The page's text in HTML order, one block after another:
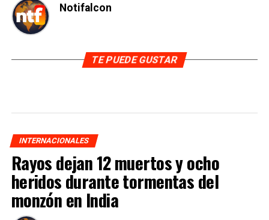
Notifalcon
TE PUEDE GUSTAR
INTERNACIONALES
Rayos dejan 12 muertos y ocho
heridos durante tormentas del
monzón en India